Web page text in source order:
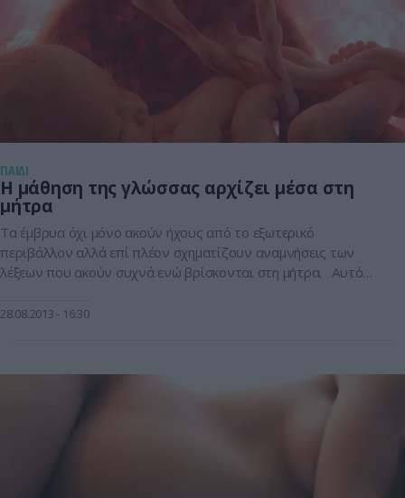
ΠΑΙΔΙ
Η μάθηση της γλώσσας αρχίζει μέσα στη
μήτρα
Τα έμβρυα όχι μόνο ακούν ήχους από το εξωτερικό
περιβάλλον αλλά επί πλέον σχηματίζουν αναμνήσεις των
λέξεων που ακούν συχνά ενώ βρίσκονται στη μήτρα. Αυτό
αναμνήσεις στον εγκέφαλο νεογέννητων μωρών. Η
[…]
28.08.2013 16:30